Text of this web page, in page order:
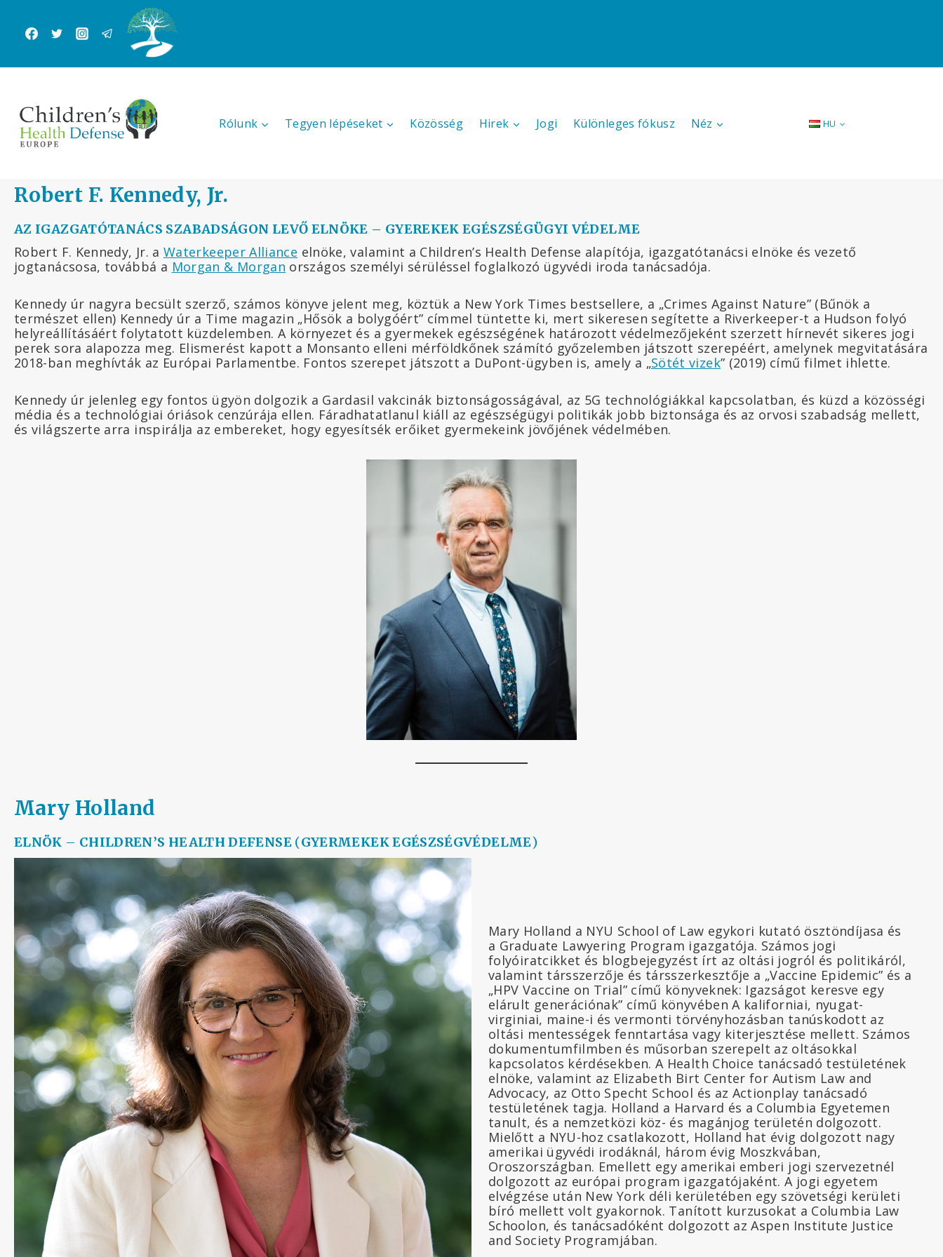
content
Rólunk Tegyen lépéseket Közösség Hirek Jogi Különleges fókusz Néz HU
Robert F. Kennedy, Jr.
AZ IGAZGATÓTANÁCS SZABADSÁGON LEVŐ ELNÖKE – GYEREKEK EGÉSZSÉGÜGYI VÉDELME
Robert F. Kennedy, Jr. a Waterkeeper Alliance elnöke, valamint a Children’s Health Defense alapítója, igazgatótanácsi elnöke és vezető
jogtanácsosa, továbbá a Morgan & Morgan országos személyi sérüléssel foglalkozó ügyvédi iroda tanácsadója.
Kennedy úr nagyra becsült szerző, számos könyve jelent meg, köztük a New York Times bestsellere, a „Crimes Against Nature” (Bűnök a
természet ellen) Kennedy úr a Time magazin „Hősök a bolygóért” címmel tüntette ki, mert sikeresen segítette a Riverkeeper-t a Hudson folyó
helyreállításáért folytatott küzdelemben. A környezet és a gyermekek egészségének határozott védelmezőjeként szerzett hírnevét sikeres jogi
perek sora alapozza meg. Elismerést kapott a Monsanto elleni mérföldkőnek számító győzelemben játszott szerepéért, amelynek megvitatására
2018-ban meghívták az Európai Parlamentbe. Fontos szerepet játszott a DuPont-ügyben is, amely a „Sötét vizek” (2019) című filmet ihlette.
Kennedy úr jelenleg egy fontos ügyön dolgozik a Gardasil vakcinák biztonságosságával, az 5G technológiákkal kapcsolatban, és küzd a közösségi
média és a technológiai óriások cenzúrája ellen. Fáradhatatlanul kiáll az egészségügyi politikák jobb biztonsága és az orvosi szabadság mellett,
és világszerte arra inspirálja az embereket, hogy egyesítsék erőiket gyermekeink jövőjének védelmében.
Mary Holland
ELNÖK – CHILDREN’S HEALTH DEFENSE(GYERMEKEK EGÉSZSÉGVÉDELME)
Mary Holland a NYU School of Law egykori kutató ösztöndíjasa és
a Graduate Lawyering Program igazgatója. Számos jogi
folyóiratcikket és blogbejegyzést írt az oltási jogról és politikáról,
valamint társszerzője és társszerkesztője a „Vaccine Epidemic” és a
„HPV Vaccine on Trial” című könyveknek: Igazságot keresve egy
elárult generációnak” című könyvében A kaliforniai, nyugat-
virginiai, maine-i és vermonti törvényhozásban tanúskodott az
oltási mentességek fenntartása vagy kiterjesztése mellett. Számos
dokumentumfilmben és műsorban szerepelt az oltásokkal
kapcsolatos kérdésekben. A Health Choice tanácsadó testületének
elnöke, valamint az Elizabeth Birt Center for Autism Law and
Advocacy, az Otto Specht School és az Actionplay tanácsadó
testületének tagja. Holland a Harvard és a Columbia Egyetemen
tanult, és a nemzetközi köz- és magánjog területén dolgozott.
Mielőtt a NYU-hoz csatlakozott, Holland hat évig dolgozott nagy
amerikai ügyvédi irodáknál, három évig Moszkvában,
Oroszországban. Emellett egy amerikai emberi jogi szervezetnél
dolgozott az európai program igazgatójaként. A jogi egyetem
elvégzése után New York déli kerületében egy szövetségi kerületi
bíró mellett volt gyakornok. Tanított kurzusokat a Columbia Law
Schoolon, és tanácsadóként dolgozott az Aspen Institute Justice
and Society Programjában.